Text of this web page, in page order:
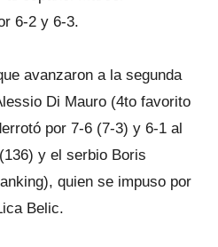
6-2 y 6-3.
avanzaron a la segunda
Di Mauro (4to favorito
por 7-6 (7-3) y 6-1 al
y el serbio Boris
quien se impuso por
Belic.